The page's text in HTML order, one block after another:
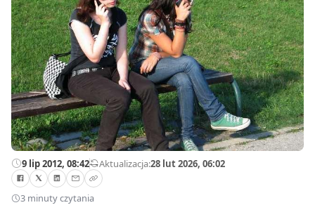
9 lip 2012, 08:42—Aktualizacja:28 lut 2026, 06:02
3 minuty czytania